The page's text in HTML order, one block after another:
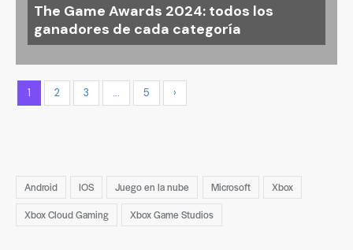
The Game Awards 2024: todos los
ganadores de cada categoría
1 2 3 … 5 ›
Android IOS Juego en la nube Microsoft
Xbox
Xbox Cloud Gaming
Xbox Game Studios